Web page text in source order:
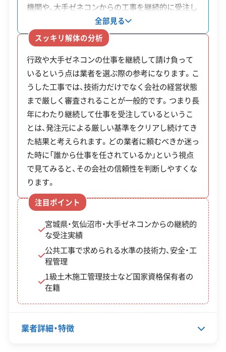
一方で、家の中に残された家具や畳などは、産業廃
棄物ではなく「一般廃棄物」として市のクリーンセ
ンター（手数料20円/kg）へ持ち込むルートがありま
す。市の許可を持つ収集運搬業者と連携すれば、処
理費用を抑えられます。
なお、アスベスト（石綿）を含む建材の処理は、県外
の最終処分場まで長距離輸送が必要になるケース
があり、費用が高くなる一因です。
運営者 稲垣
気仙沼市での解体工事は、震災復興
で生まれた「嵩上げ地盤」に潜む地
中障害物のリスクと、リアス式海岸
ならではの「狭い道」への対応が、費
用と工期を左右する最大の鍵です。
これらの地域特性を深く理解し、適
建物構造 木造
対応業務
産業廃棄物収集運搬業
産業廃棄物処分業
公式HP 公式サイトを見る
許可番号
【建設業許可】
宮城県知事：第11448号
【産業廃棄物処分業許可】
宮城県知事：第00429019368号
【産業廃棄物収集運搬業許可】
岩手県知事：第00300019368号
宮城県知事：第00419019368号
全部見る
この解体業者の特徴
企業経
験・規模
中間処理場保有
対応工事 土木工事
保有資格
産業廃棄物収集運搬業許可
建築物石綿含有建材調査者
策・リス
機関や、大手ゼネコンからの工事を継続的に受注し
ている総合建設会社です。公共工事では厳しい技術
水準・安全管理・工期の遵守が求められます。同社
はそうした現場で培ったノウハウを個人の家屋解
体にも応用しています。社内には1級土木施工管理
技士などの国家資格を持つ技術者が在籍しており、
組織として現場に対応できる体制が整っています。
行政や大手企業からも選ばれる技術力と管理体制
は、解体工事を依頼する上で一つの安心材料です。
全部見る
スッキリ解体の分析
行政や大手ゼネコンの仕事を継続して請け負って
いるという点は業者を選ぶ際の参考になります。こ
うした工事では、技術力だけでなく会社の経営状態
まで厳しく審査されることが一般的です。つまり長
年にわたり継続して仕事を受注しているというこ
とは、発注元による厳しい基準をクリアし続けてき
た結果と考えられます。どの業者に頼むべきか迷っ
た時に「誰から仕事を任されているか」という視点
で見てみると、その会社の信頼性を判断しやすくな
ります。
注目ポイント
宮城県・気仙沼市・大手ゼネコンからの継続的
な受注実績
公共工事で求められる水準の技術力、安全・工
程管理
1級土木施工管理技士など国家資格保有者の
在籍
業者詳細・特徴